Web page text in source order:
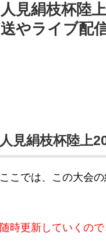
人見絹枝杯陸
送やライブ配
人見絹枝杯陸上
ここでは、この大会
随時更新していくの